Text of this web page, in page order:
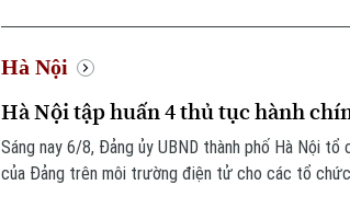
Hà Nội
Hà Nội tập huấn 4 thủ tục hành
Sáng nay 6/8, Đảng ủy UBND thành phố Hà Nội
của Đảng trên môi trường điện tử cho các tổ